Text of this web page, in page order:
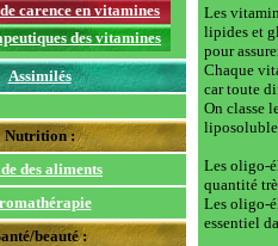
carence en vitamines
des vitamines
Assimilés
Nutrition :
des aliments
beauté :
Les
lipides et
pour
Chaque
car toute
On classe
Les oligo-
quantité
Les oligo-
essentiel